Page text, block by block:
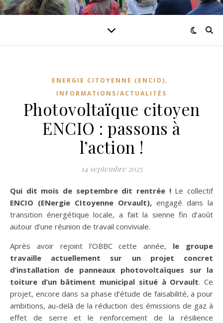
ENERGIE CITOYENNE (ENCIO),
INFORMATIONS/ACTUALITÉS
Photovoltaïque citoyen
ENCIO : passons à
l’action !
14 septembre 2025
Qui dit mois de septembre dit rentrée !Le collectif
ENCIO (ENergie CItoyenne Orvault), engagé dans la
transition énergétique locale, a fait la sienne fin d’août
autour d’une réunion de travail conviviale.
Après avoir rejoint l’OBBC cette année, le groupe
travaille actuellement sur un projet concret
d’installation de panneaux photovoltaïques sur la
toiture d’un bâtiment municipal situé à Orvault. Ce
projet, encore dans sa phase d’étude de faisabilité, a pour
ambitions, au-delà de la réduction des émissions de gaz à
effet de serre et le renforcement de la résilience